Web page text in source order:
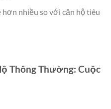
nhiều so với căn hộ tiêu
Thông Thường: Cuộc